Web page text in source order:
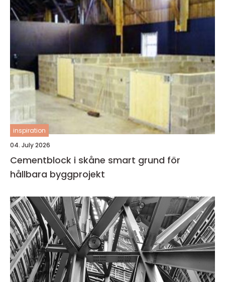
inspiration
04. July 2026
Cementblock i skåne smart grund för
hållbara byggprojekt